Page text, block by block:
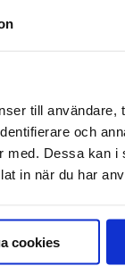
till användare,
och
Dessa kan i
in när du har
cookies